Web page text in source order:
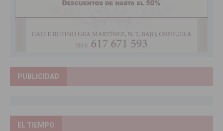
PUBLICIDAD
EL TIEMPO